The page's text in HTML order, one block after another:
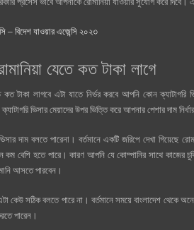
– বিদেশ যাওয়ার এজেন্সি ২০২৩
যেতে কত টাকা লাগে
কত টাকা লাগবে এটা যাতে নির্ভর করবে আপনি কোন ক্যাটাগরি
ভিসার মেয়াদের উপর ভিত্তি করে আপনার পেশার দাম
দাম বলতে পারেনা। বর্তমানে একটি জরিপে দেখা গিয়েছে
কম বেশি হতে পারে। কারণ আপনি যে কোম্পানির সাথে কাজের
আসতে পারবেন।
কেউ সঠিক বলতে পারে না। বর্তমানে সময়ে বাংলাদেশ থেকে
পারেন।